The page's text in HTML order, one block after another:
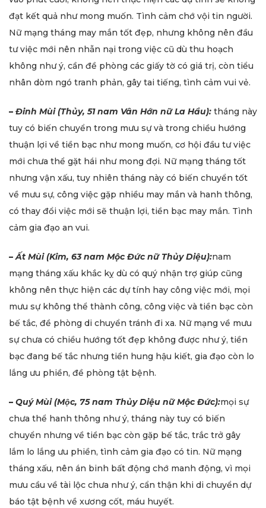
đạt kết quả như mong muốn. Tình cảm chớ vội tin người.
Nữ mạng tháng may mắn tốt đẹp, nhưng không nên đầu
tư việc mới nên nhẫn nại trong việc cũ dù thu hoạch
không như ý, cần đề phòng các giấy tờ có giá trị, còn tiểu
nhân dòm ngó tranh phản, gây tai tiếng, tình cảm vui vẻ.
– Đinh Mùi (Thủy, 51 nam Vân Hớn nữ La Hầu): tháng này
tuy có biến chuyển trong mưu sự và trong chiều hướng
thuận lợi về tiền bạc như mong muốn, cơ hội đầu tư việc
mới chưa thể gặt hái như mong đợi. Nữ mạng tháng tốt
nhưng vận xấu, tuy nhiên tháng này có biến chuyển tốt
về mưu sự, công việc gặp nhiều may mắn và hanh thông,
có thay đổi việc mới sẽ thuận lợi, tiền bạc may mắn. Tình
cảm gia đạo an vui.
–Ất Mùi (Kim, 63 nam Mộc Đức nữ Thủy Diệu):nam
mạng tháng xấu khắc kỵ dù có quý nhận trợ giúp cũng
không nên thực hiện các dự tính hay công việc mới, mọi
mưu sự không thể thành công, công việc và tiền bạc còn
bế tắc, đề phòng di chuyển tránh đi xa. Nữ mạng về mưu
sự chưa có chiều hướng tốt đẹp không được như ý, tiền
bạc đang bế tắc nhưng tiền hung hậu kiết, gia đạo còn lo
lắng ưu phiền, đề phòng tật bệnh.
– Quý Mùi (Mộc, 75 nam Thủy Diệu nữ Mộc Đức):mọi sự
chưa thể hanh thông như ý, tháng này tuy có biến
chuyển nhưng về tiền bạc còn gặp bế tắc, trắc trở gây
lắm lo lắng ưu phiền, tình cảm gia đạo có tin. Nữ mạng
tháng xấu, nên án binh bất động chớ manh động, vì mọi
mưu cầu về tài lộc chưa như ý, cẩn thận khi di chuyển dự
báo tật bệnh về xương cốt, máu huyết.